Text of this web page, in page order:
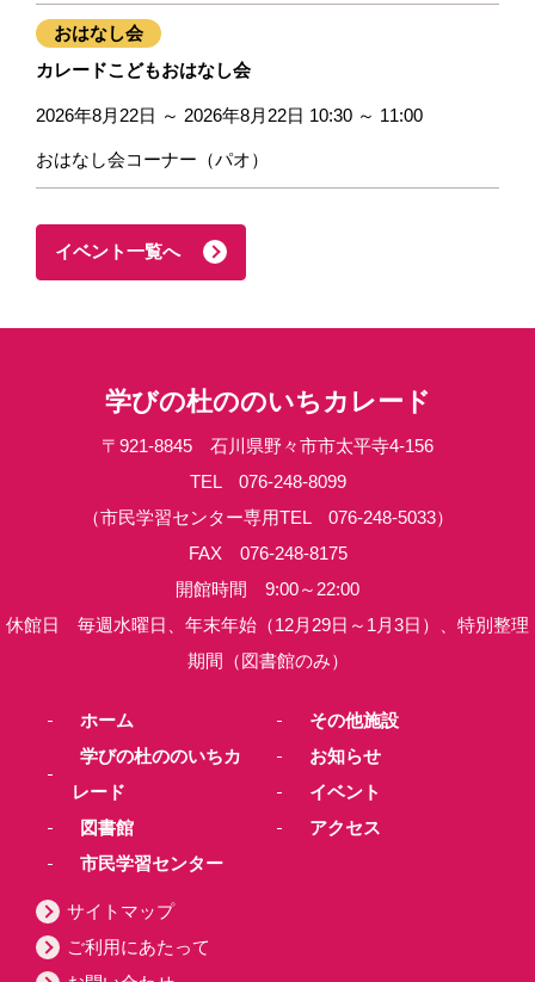
おはなし会
カレードこどもおはなし会
2026年8月22日 ～ 2026年8月22日 10:30 ～ 11:00
おはなし会コーナー（パオ）
イベント一覧へ
学びの杜ののいちカレード
〒921-8845 石川県野々市市太平寺4-156
TEL 076-248-8099
（市民学習センター専用TEL 076-248-5033）
FAX 076-248-8175
開館時間 9:00～22:00
休館日 毎週水曜日、年末年始（12月29日～1月3日）、特別整理
期間（図書館のみ）
ホーム
学びの杜ののいちカ
レード
図書館
市民学習センター
その他施設
お知らせ
イベント
アクセス
サイトマップ
ご利用にあたって